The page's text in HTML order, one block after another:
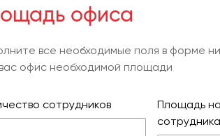
офиса
все необходимые поля в форме
офис необходимой площади
сотрудников
Площадь
сотрудника